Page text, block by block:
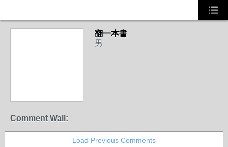
翻一本書
男
Comment Wall:
Load Previous Comments